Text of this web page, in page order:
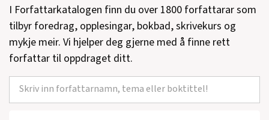
I Forfattarkatalogen finn du over 1800 forfattarar som
tilbyr foredrag, opplesingar, bokbad, skrivekurs og
mykje meir. Vi hjelper deg gjerne med å finne rett
forfattar til oppdraget ditt.